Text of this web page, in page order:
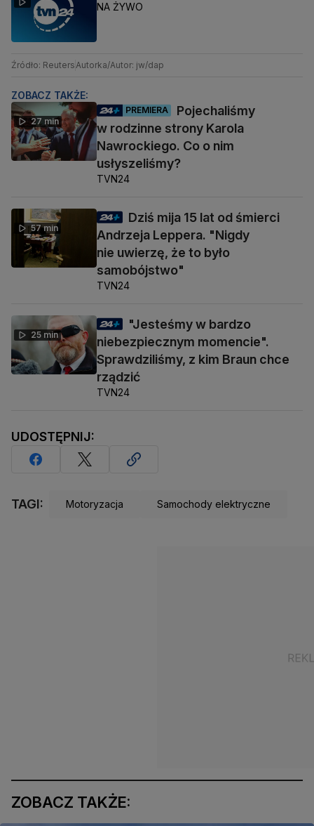
NA ŻYWO
Źródło: Reuters Autorka/Autor: jw/dap
ZOBACZ TAKŻE:
27 min
PREMIERA
Pojechaliśmy
w rodzinne strony Karola
Nawrockiego. Co o nim
usłyszeliśmy?
TVN24
57 min
Dziś mija 15 lat od śmierci
Andrzeja Leppera. "Nigdy
nie uwierzę, że to było
samobójstwo"
TVN24
25 min
"Jesteśmy w bardzo
niebezpiecznym momencie".
Sprawdziliśmy, z kim Braun chce
rządzić
TVN24
UDOSTĘPNIJ:
TAGI: Motoryzacja Samochody elektryczne
ZOBACZ TAKŻE: